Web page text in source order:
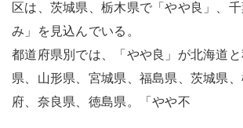
区は、茨城県、栃木県で「やや良」、
み」を見込んでいる。
都道府県別では、「やや良」が北海道
県、山形県、宮城県、福島県、茨城県
府、奈良県、徳島県。「やや不